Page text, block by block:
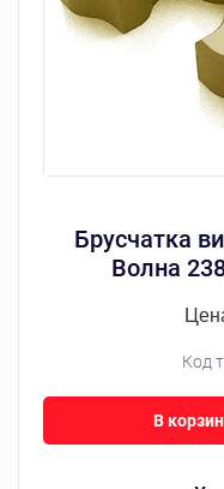
Брусчатка
Волна
Код
В